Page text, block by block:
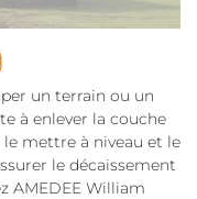
un terrain ou un
à enlever la couche
mettre à niveau et le
le décaissement
AMEDEE William